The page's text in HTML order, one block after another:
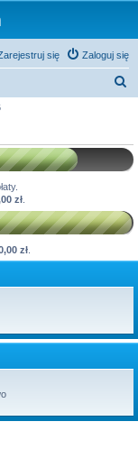
Zaloguj się
się
k
a
zł
zł.